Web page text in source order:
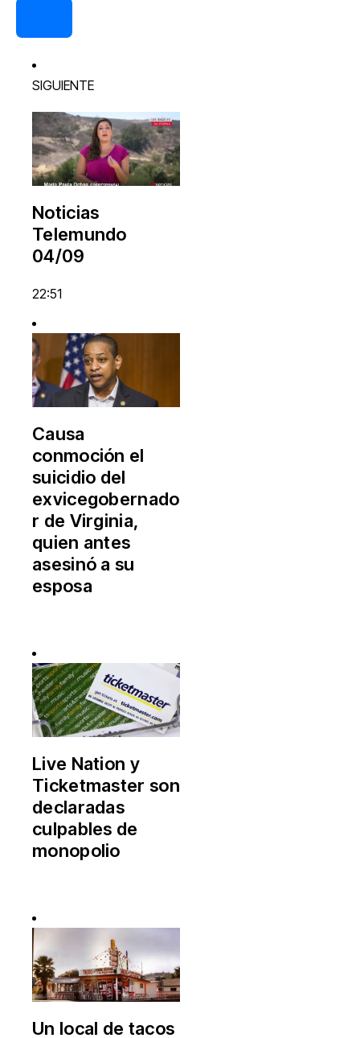
SIGUIENTE
Noticias
Telemundo
04/09
22:51
Causa
conmoción el
suicidio del
exvicegobernado
r de Virginia,
quien antes
asesinó a su
esposa
Live Nation y
Ticketmaster son
declaradas
culpables de
monopolio
Un local de tacos